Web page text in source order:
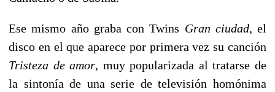
Ese mismo año graba con Twins Gran ciudad, el
disco en el que aparece por primera vez su canción
Tristeza de amor, muy popularizada al tratarse de
la sintonía de una serie de televisión homónima